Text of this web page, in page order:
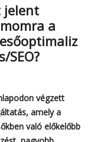
jelent
a
SEO?
végzett
amely a
való előkelőbb